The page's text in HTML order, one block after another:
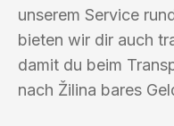
unserem Service
bieten wir dir auch
damit du beim
nach Žilina bares